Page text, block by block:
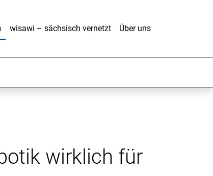
wisawi – sächsisch vernetzt Über uns
wirklich für